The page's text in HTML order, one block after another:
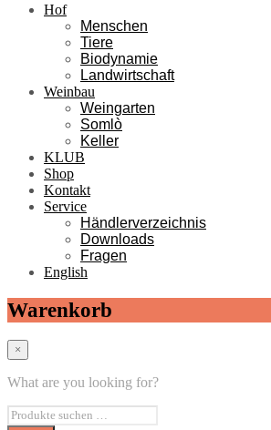
Hof
Menschen
Tiere
Biodynamie
Landwirtschaft
Weinbau
Weingarten
Somlò
Keller
KLUB
Shop
Kontakt
Service
Händlerverzeichnis
Downloads
Fragen
English
Warenkorb
×
What are you looking for?